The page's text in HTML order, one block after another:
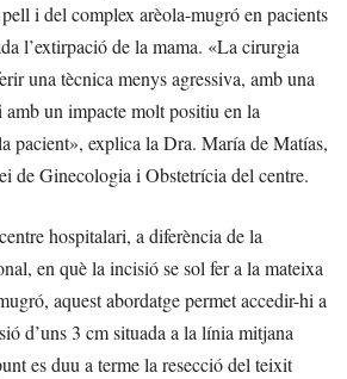
i del complex arèola-mugró en pacients
l’extirpació de la mama. «La cirurgia
una tècnica menys agressiva, amb una
un impacte molt positiu en la
pacient», explica la Dra. María de Matías,
de Ginecologia i Obstetrícia del centre.
hospitalari, a diferència de la
en què la incisió se sol fer a la mateixa
aquest abordatge permet accedir-hi a
d’uns 3 cm situada a la línia mitjana
es duu a terme la resecció del teixit